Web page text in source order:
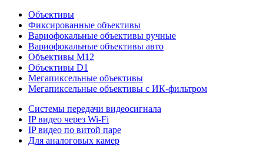
Объективы
Фиксированные объективы
Вариофокальные объективы ручные
Вариофокальные объективы авто
Объективы М12
Объективы D1
Мегапиксельные объективы
Мегапиксельные объективы с ИК-фильтром
Системы передачи видеосигнала
IP видео через Wi-Fi
IP видео по витой паре
Для аналоговых камер